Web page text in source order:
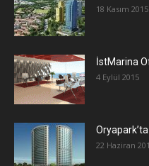
18 Kasım 2015
İstMarina
4 Eylül 2015
22 Haziran